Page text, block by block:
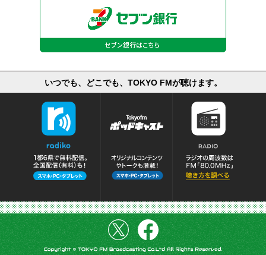
いつでも、どこでも、TOKYO FMが聴けます。